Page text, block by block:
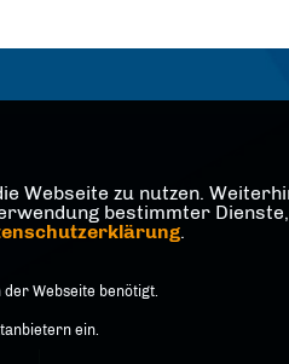
Webseite zu nutzen.
bestimmter
.
Webseite benötigt.
ein.